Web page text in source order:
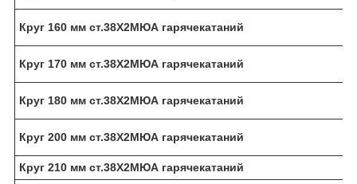
Круг 160 мм ст.38Х2МЮА гарячекатаний
Круг 170 мм ст.38Х2МЮА гарячекатаний
Круг 180 мм ст.38Х2МЮА гарячекатаний
Круг 200 мм ст.38Х2МЮА гарячекатаний
Круг 210 мм ст.38Х2МЮА гарячекатаний